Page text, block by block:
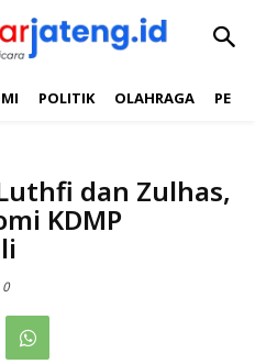
POLITIK OLAHRAGA
dan Zulhas,
KDMP
0